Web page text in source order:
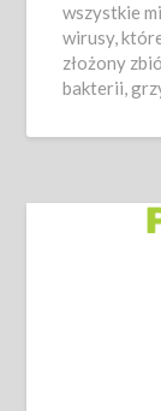
wszystkie
wirusy,
złożony
bakterii,